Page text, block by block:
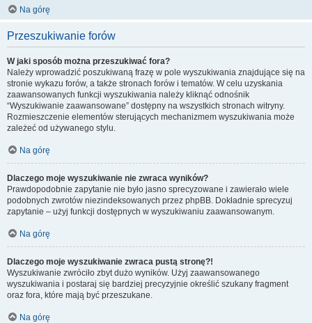
Na górę
Przeszukiwanie forów
W jaki sposób można przeszukiwać fora?
Należy wprowadzić poszukiwaną frazę w pole wyszukiwania znajdujące się na
stronie wykazu forów, a także stronach forów i tematów. W celu uzyskania
zaawansowanych funkcji wyszukiwania należy kliknąć odnośnik
“Wyszukiwanie zaawansowane” dostępny na wszystkich stronach witryny.
Rozmieszczenie elementów sterujących mechanizmem wyszukiwania może
zależeć od używanego stylu.
Na górę
Dlaczego moje wyszukiwanie nie zwraca wyników?
Prawdopodobnie zapytanie nie było jasno sprecyzowane i zawierało wiele
podobnych zwrotów niezindeksowanych przez phpBB. Dokładnie sprecyzuj
zapytanie – użyj funkcji dostępnych w wyszukiwaniu zaawansowanym.
Na górę
Dlaczego moje wyszukiwanie zwraca pustą stronę?!
Wyszukiwanie zwróciło zbyt dużo wyników. Użyj zaawansowanego
wyszukiwania i postaraj się bardziej precyzyjnie określić szukany fragment
oraz fora, które mają być przeszukane.
Na górę